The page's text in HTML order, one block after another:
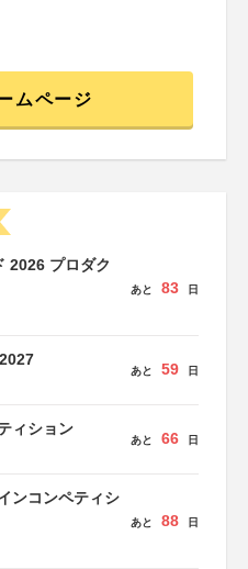
ムページ
2026 プロダク
あと 83 日
あと 59 日
ィション
あと 66 日
ンコンペティシ
あと 88 日